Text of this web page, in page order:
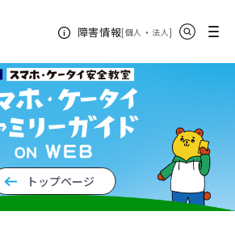
障害情報[個人 ・ 法人新規ウィンドウ
]
メニュー
サステナビリティ
スマホ・ケータイフ
ゲームってむりょうじゃないの？
トップページ